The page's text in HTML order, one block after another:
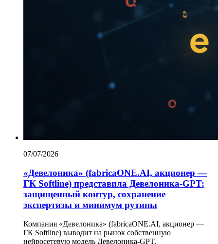
07/07/2026
«Девелоника» (fabricaONE.AI, акционер —
ГК Softline) представила Девелоника-GPT:
защищенный контур, сохранение
экспертизы и минимум рутины
Компания «Девелоника» (fabricaONE.AI, акционер —
ГК Softline) выводит на рынок собственную
нейросетевую модель Девелоника-GPT.